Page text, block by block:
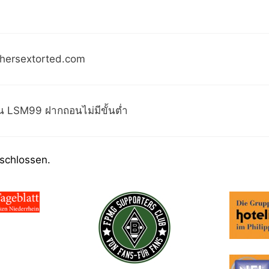
LSM99 ฝากถอนไม่มีขั้นต่ำ